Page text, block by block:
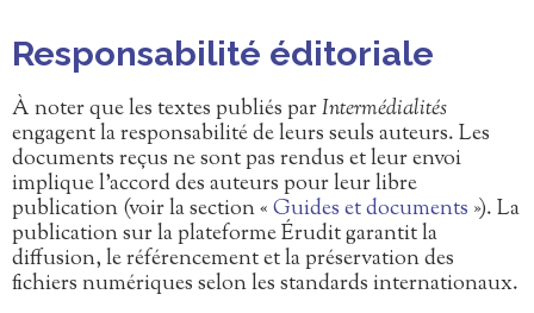
Responsabilité éditoriale
À noter que les textes publiés parIntermédialités
engagent la responsabilité de leurs seuls auteurs. Les
documents reçus ne sont pas rendus et leur envoi
implique l’accord des auteurs pour leur libre
publication (voir la section «Guides et documents »). La
publication sur la plateforme Érudit garantit la
diffusion, le référencement et la préservation des
fichiers numériques selon les standards internationaux.